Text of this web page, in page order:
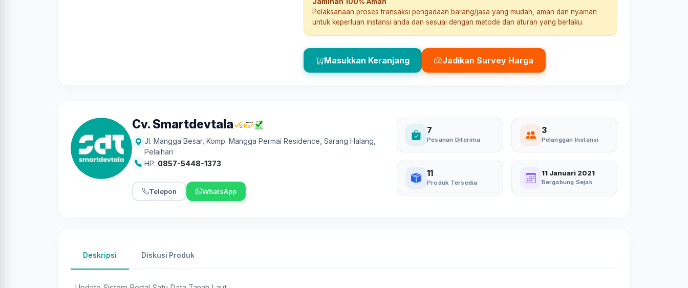
Pelaksanaan proses transaksi pengadaan barang/jasa yang mudah, aman dan nyaman
untuk keperluan instansi anda dan sesuai dengan metode dan aturan yang berlaku.
Masukkan Keranjang Jadikan Survey Harga
Cv. Smartdevtala
Jl. Mangga Besar, Komp. Mangga Permai Residence, Sarang Halang
Pelaihari
HP: 0857-5448-1373
Telepon WhatsApp
7
Pesanan Diterima
3
Pelanggan Instansi
11
Produk Tersedia
11 Januari 2021
Bergabung Sejak
Deskripsi Diskusi Produk